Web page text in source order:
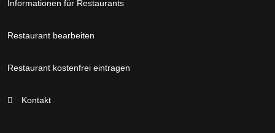
Informationen für Restaurants
Restaurant bearbeiten
Restaurant kostenfrei eintragen
Kontakt